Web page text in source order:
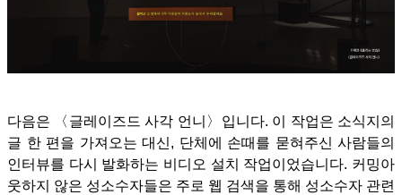
다음은 〈글레이즈드 사각 언니〉입니다. 이 작업은 소식지의
글 한 편을 가져오는 대신, 단체에 손때를 묻혀주신 사람들의
인터뷰를 다시 발화하는 비디오 설치 작업이었습니다. 커밍아
웃하지 않은 성소수자들은 주로 웹 검색을 통해 성소수자 관련